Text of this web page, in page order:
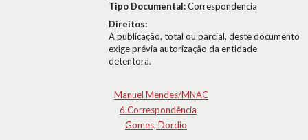
Tipo Documental:Correspondencia
Direitos:
A publicação, total ou parcial, deste documento
exige prévia autorização da entidade
detentora.
Manuel Mendes/MNAC
6.Correspondência
Gomes, Dordio